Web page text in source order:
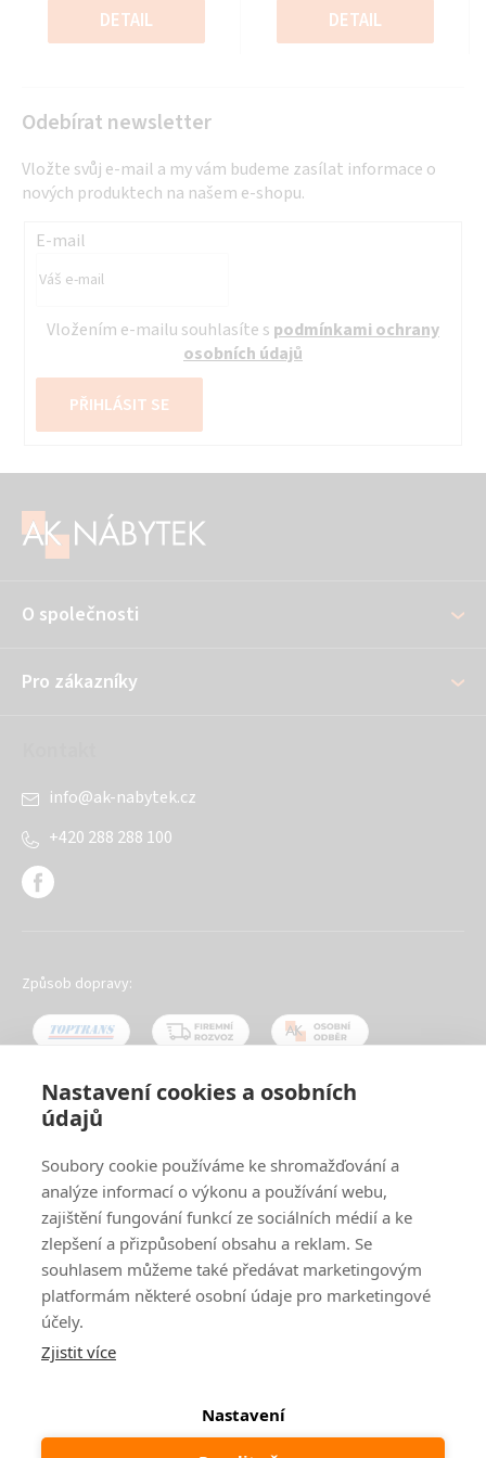
Nastavení cookies a osobních
údajů
Soubory cookie používáme ke shromažďování a
analýze informací o výkonu a používání webu,
zajištění fungování funkcí ze sociálních médií a ke
zlepšení a přizpůsobení obsahu a reklam. Se
souhlasem můžeme také předávat marketingovým
platformám některé osobní údaje pro marketingové
účely.
Zjistit více
Nastavení
5
hvězdiček.
cena:
DETAIL
5
hvězdiček.
cena:
DETAIL
Odebírat newsletter
Vložte svůj e-mail a my vám budeme zasílat informace o
nových produktech na našem e-shopu.
E-mail
Vložením e-mailu souhlasíte s podmínkami ochrany
osobních údajů
PŘIHLÁSIT SE
O společnosti
Pro zákazníky
info@ak-nabytek.cz
+420 288 288 100
Způsob dopravy:
Shoptet |mime digital